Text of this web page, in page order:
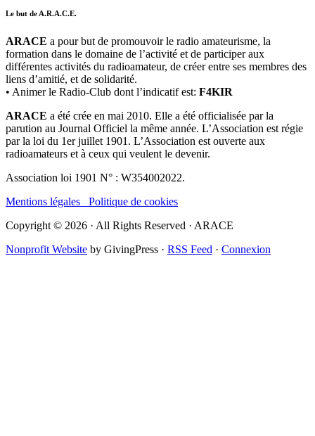
Le but de A.R.A.C.E.
ARACE a pour but de promouvoir le radio amateurisme, la
formation dans le domaine de l’activité et de participer aux
différentes activités du radioamateur, de créer entre ses membres des
liens d’amitié, et de solidarité.
• Animer le Radio-Club dont l’indicatif est: F4KIR
ARACE a été crée en mai 2010. Elle a été officialisée par la
parution au Journal Officiel la même année. L’Association est régie
par la loi du 1er juillet 1901. L’Association est ouverte aux
radioamateurs et à ceux qui veulent le devenir.
Association loi 1901 N° : W354002022.
Mentions légales Politique de cookies
Copyright © 2026 · All Rights Reserved · ARACE
Nonprofit Website by GivingPress · RSS Feed · Connexion